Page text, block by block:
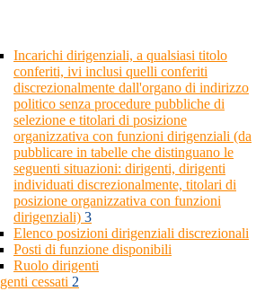
Incarichi dirigenziali, a qualsiasi titolo
conferiti, ivi inclusi quelli conferiti
discrezionalmente dall'organo di indirizzo
politico senza procedure pubbliche di
selezione e titolari di posizione
organizzativa con funzioni dirigenziali (da
pubblicare in tabelle che distinguano le
seguenti situazioni: dirigenti, dirigenti
individuati discrezionalmente, titolari di
posizione organizzativa con funzioni
dirigenziali) 3
Elenco posizioni dirigenziali discrezionali
Posti di funzione disponibili
Ruolo dirigenti
cessati 2